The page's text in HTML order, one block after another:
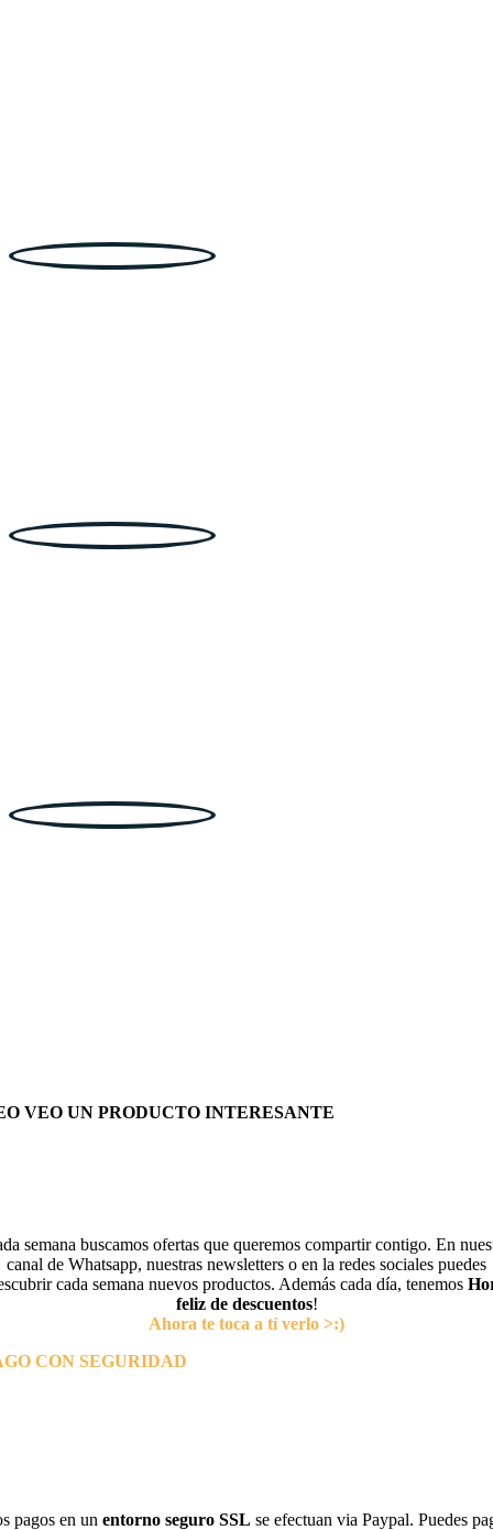
VEO UN PRODUCTO INTERESANTE
semana buscamos ofertas que queremos compartir contigo. En
canal de Whatsapp, nuestras newsletters o en la redes sociales puedes
cada semana nuevos productos. Además cada día, tenemos
feliz de descuentos!
Ahora te toca a tí verlo >:)
CON SEGURIDAD
pagos en un entorno seguro SSL se efectuan via Paypal. Puedes